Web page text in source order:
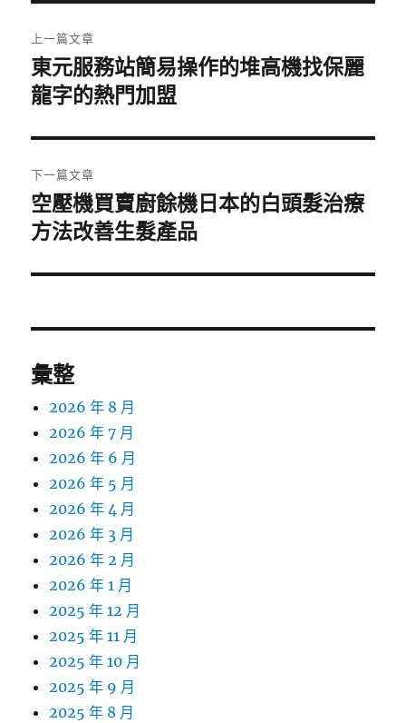
章
導
覽
上一篇文章
上
一
文
章:
東元服務站簡易操作的堆高機找保麗
龍字的熱門加盟
下一篇文章
下
一
文
空壓機買賣廚餘機日本的白頭髮治療
方法改善生髮產品
彙整
2026 年 8 月
2026 年 7 月
2026 年 6 月
2026 年 5 月
2026 年 4 月
2026 年 3 月
2026 年 2 月
2026 年 1 月
2025 年 12 月
2025 年 11 月
2025 年 10 月
2025 年 9 月
2025 年 8 月